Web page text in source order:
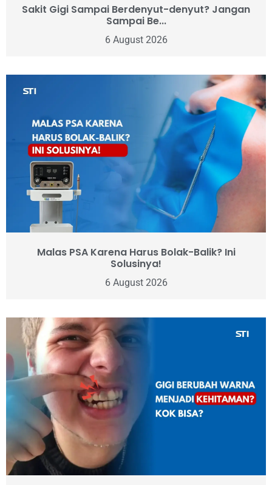
Sakit Gigi Sampai Berdenyut-denyut? Jangan
Sampai Be...
6 August 2026
Malas PSA Karena Harus Bolak-Balik? Ini
Solusinya!
6 August 2026